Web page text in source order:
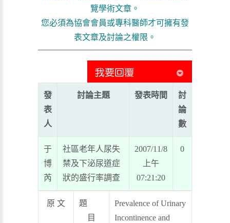
覽學術文章。
您必須為協會會員或專科醫師才可擁有發
表文章及討論之權限。
發
表
人
討論主題 發表時間
討
論
數
于
博
芮
社區老年人尿失
禁及下泌尿道症
狀的盛行率調查
2007/11/8
上午
07:21:20
0
原 文
題
目
Prevalence of Urinary
Incontinence and